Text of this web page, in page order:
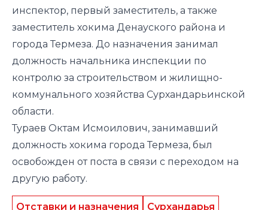
инспектор, первый заместитель, а также
заместитель хокима Денауского района и
города Термеза. До назначения занимал
должность начальника инспекции по
контролю за строительством и жилищно-
коммунального хозяйства Сурхандарьинской
области.
Тураев Октам Исмоилович, занимавший
должность хокима города Термеза, был
освобожден от поста в связи с переходом на
другую работу.
Отставки и назначения Сурхандарья